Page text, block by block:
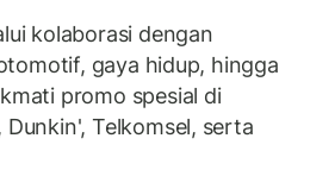
kolaborasi dengan
gaya hidup, hingga
promo spesial di
Telkomsel, serta